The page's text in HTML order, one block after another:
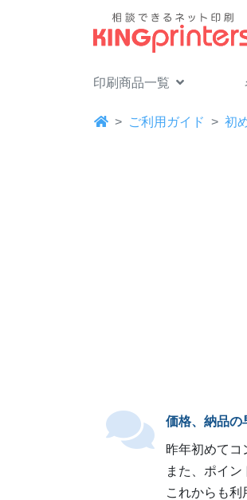
印刷商品一覧
ご利用ガイド 初
価格、納品の
昨年初めてコ
また、ポイン
これからも利